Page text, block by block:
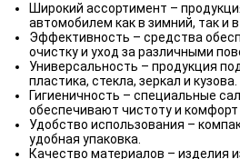
Широкий ассортимент –
автомобилем как в зимний, так и
Эффективность – средства
очистку и уход за различными
Универсальность – продукция
пластика, стекла, зеркал и кузова.
Гигиеничность – специальные
обеспечивают чистоту и комфорт
Удобство использования –
удобная упаковка.
Качество материалов – изделия